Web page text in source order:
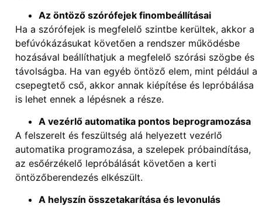
Az öntöző szórófejek finombeállításai
Ha a szórófejek is megfelelő szintbe kerültek, akkor a
befúvókázásukat követően a rendszer működésbe
hozásával beállíthatjuk a megfelelő szórási szögbe és
távolságba. Ha van egyéb öntöző elem, mint például a
csepegtető cső, akkor annak kiépítése és lepróbálása
is lehet ennek a lépésnek a része.
A vezérlő automatika pontos beprogramozása
A felszerelt és feszültség alá helyezett vezérlő
automatika programozása, a szelepek próbaindítása,
az esőérzékelő lepróbálását követően a kerti
öntözőberendezés elkészült.
A helyszín összetakarítása és levonulás